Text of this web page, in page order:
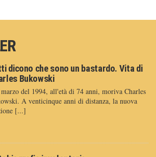
dicono che sono un bastardo. Vita di
Bukowski
del 1994, all'età di 74 anni, moriva Charles
A venticinque anni di distanza, la nuova
[...]